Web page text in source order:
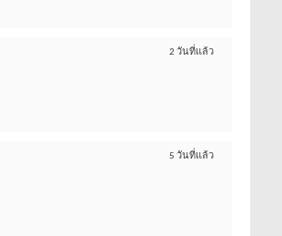
2 วันที่แล้ว
5 วันที่แล้ว